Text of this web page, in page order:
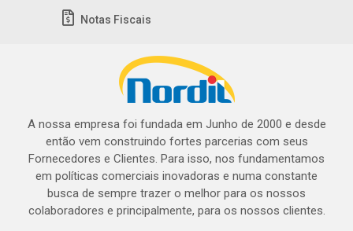
Notas Fiscais
A nossa empresa foi fundada em Junho de 2000 e desde
então vem construindo fortes parcerias com seus
Fornecedores e Clientes. Para isso, nos fundamentamos
em políticas comerciais inovadoras e numa constante
busca de sempre trazer o melhor para os nossos
colaboradores e principalmente, para os nossos clientes.